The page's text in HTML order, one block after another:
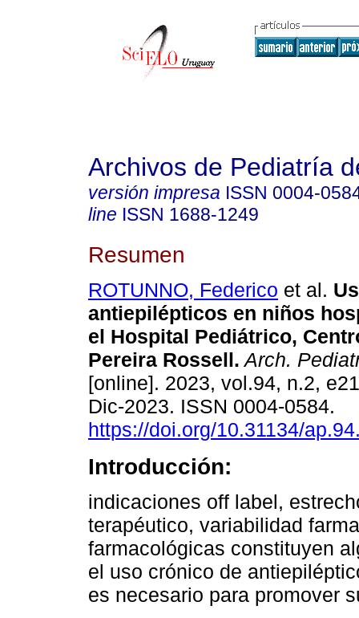
Archivos de Pediatría
versión impresa ISSN 0004-
line ISSN 1688-1249
Resumen
ROTUNNO, Federico et al.
antiepilépticos en niños
el Hospital Pediátrico,
Pereira Rossell. Arch.
[online]. 2023, vol.94, n.2,
Dic-2023. ISSN 0004-0584.
https://doi.org/10.31134/
Introducción:
indicaciones off label,
terapéutico, variabilidad
farmacológicas constituyen
el uso crónico de
es necesario para promover